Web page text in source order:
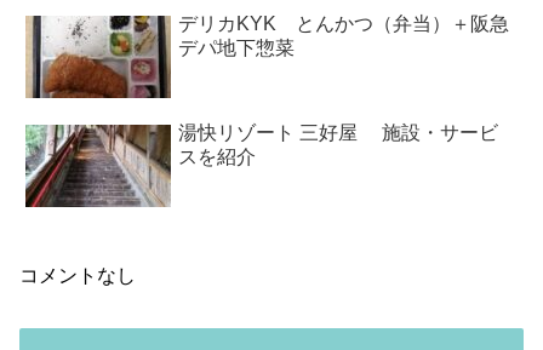
デリカKYK とんかつ（弁当）＋阪急
デパ地下惣菜
湯快リゾート 三好屋 施設・サービ
スを紹介
コメントなし